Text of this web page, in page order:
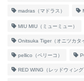
madras（マドラス）
MIU MIU（ミューミュー）
Onitsuka Tiger（オニツカタ
pellico（ペリーコ）
RED WING（レッドウィング